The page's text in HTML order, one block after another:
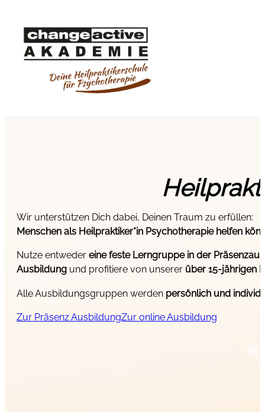
Wir unterstützen Dich dabei, Deinen Traum zu erfüllen:
Menschen als Heilpraktiker*in Psychotherapie helfen
Nutze entweder eine feste Lerngruppe in der
Ausbildung und profitiere von unserer über 15-jährigen
Alle Ausbildungsgruppen werden persönlich und
Zur Präsenz AusbildungZur online Ausbildung